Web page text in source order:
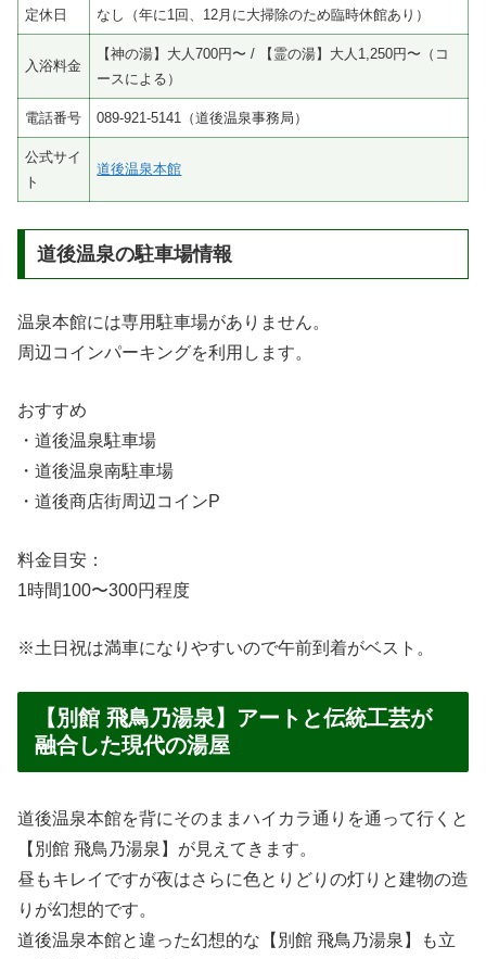
定休日 なし（年に1回、12月に大掃除のため臨時休館あり）
入浴料金
【神の湯】大人700円〜 / 【霊の湯】大人1,250円〜（コ
ースによる）
電話番号 089-921-5141（道後温泉事務局）
公式サイ
ト
道後温泉本館
道後温泉の駐車場情報
温泉本館には専用駐車場がありません。
周辺コインパーキングを利用します。
おすすめ
・道後温泉駐車場
・道後温泉南駐車場
・道後商店街周辺コインP
料金目安：
1時間100〜300円程度
※土日祝は満車になりやすいので午前到着がベスト。
【別館 飛鳥乃湯泉】アートと伝統工芸が
融合した現代の湯屋
道後温泉本館を背にそのままハイカラ通りを通って行くと
【別館 飛鳥乃湯泉】が見えてきます。
昼もキレイですが夜はさらに色とりどりの灯りと建物の造
りが幻想的です。
道後温泉本館と違った幻想的な【別館 飛鳥乃湯泉】も立